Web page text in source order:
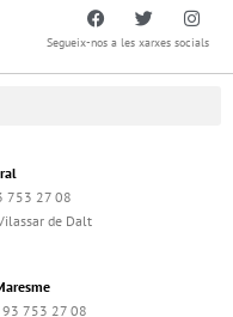
Segueix-nos a les xarxes socials
753 27 08
de Dalt
93 753 27 08